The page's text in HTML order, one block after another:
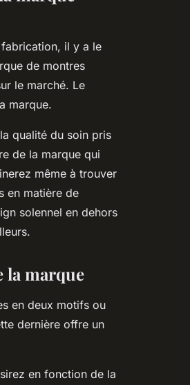
il y a le
de montres
le marché. Le
marque.
qualité du soin pris
de la marque qui
même à trouver
en matière de
solennel en dehors
la marque
deux motifs ou
dernière offre un
en fonction de la